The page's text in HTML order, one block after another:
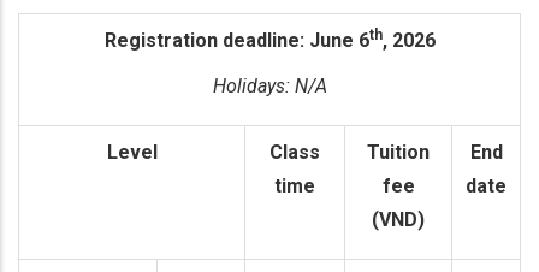
Registration deadline: June 6th, 2026
Holidays: N/A
Level
Class
time
Tuition
fee
(VND)
End
date